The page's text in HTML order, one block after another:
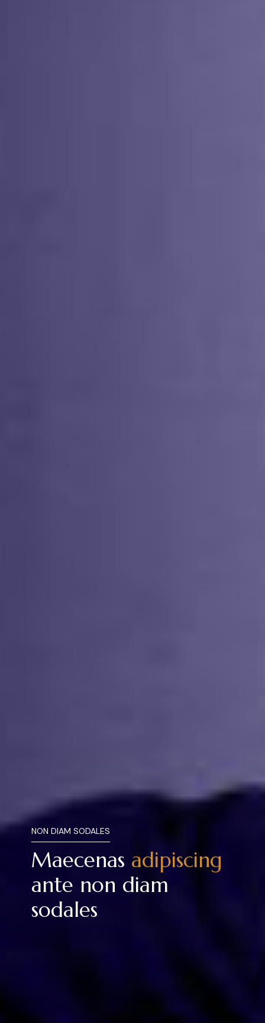
NON DIAM SODALES
Maecenas adipiscing
ante non diam
sodales